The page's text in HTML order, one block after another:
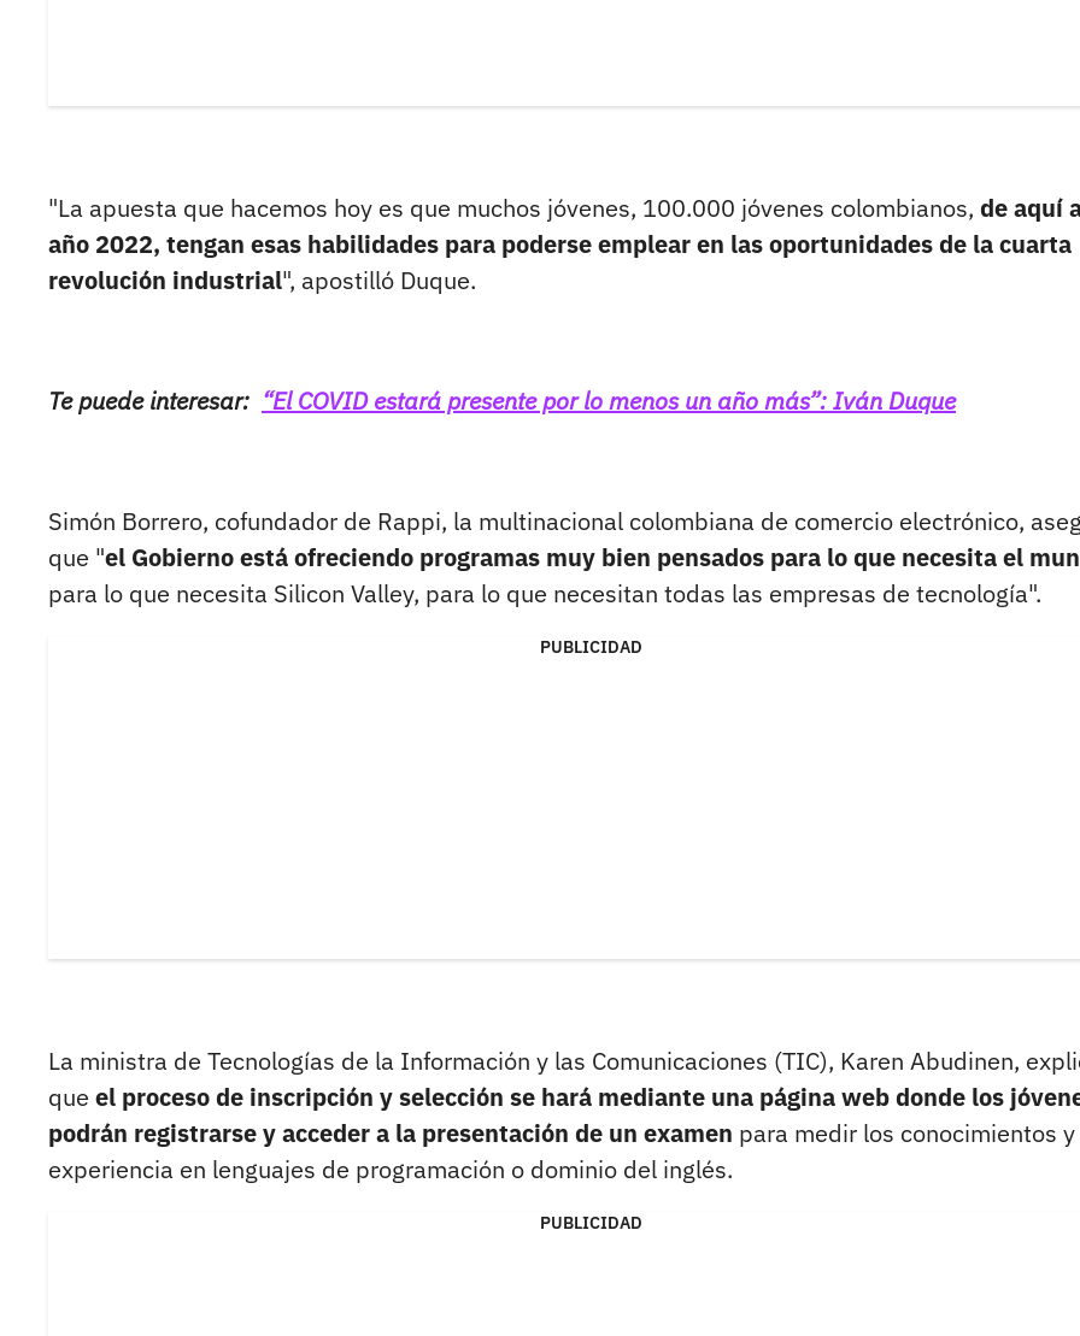
"La apuesta que hacemos hoy es que muchos jóvenes, 100.000 jóvenes colombianos, de aquí
año 2022, tengan esas habilidades para poderse emplear en las oportunidades de la cuarta
revolución industrial", apostilló Duque.
Te puede interesar: “El COVID estará presente por lo menos un año más”: Iván Duque
Simón Borrero, cofundador de Rappi, la multinacional colombiana de comercio electrónico,
que "el Gobierno está ofreciendo programas muy bien pensados para lo que necesita el
para lo que necesita Silicon Valley, para lo que necesitan todas las empresas de tecnología".
PUBLICIDAD
La ministra de Tecnologías de la Información y las Comunicaciones (TIC), Karen Abudinen,
que el proceso de inscripción y selección se hará mediante una página web donde los
podrán registrarse y acceder a la presentación de un examen para medir los conocimientos
experiencia en lenguajes de programación o dominio del inglés.
PUBLICIDAD